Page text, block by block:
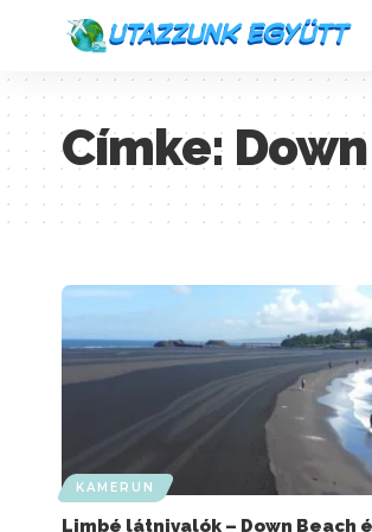
Címke:
KAMERUN
Limbé látnivalók – Down Beach